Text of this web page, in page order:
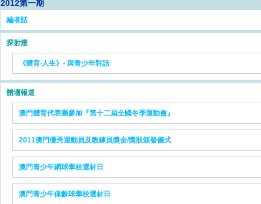
2012第一期
編者話
探射燈
《體育‧人生》- 與青少年對話
體壇報道
澳門體育代表團參加『第十二屆全國冬季運動會』
2011澳門優秀運動員及教練員獎金/獎狀頒發儀式
澳門青少年網球學校選材日
澳門青少年保齡球學校選材日